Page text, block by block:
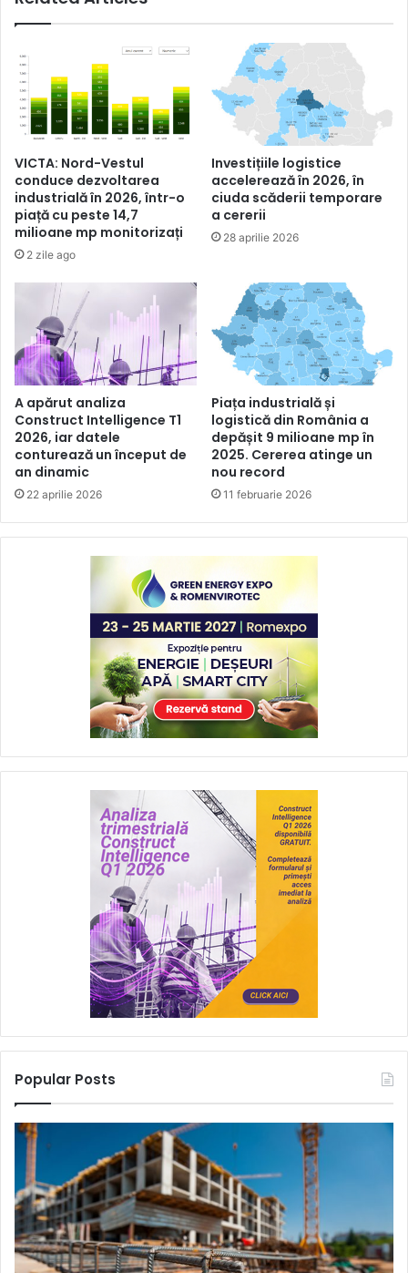
VICTA: Nord-Vestul
conduce dezvoltarea
industrială în 2026, într-o
piață cu peste 14,7
milioane mp monitorizați
2 zile ago
Investițiile logistice
accelerează în 2026, în
ciuda scăderii temporare
a cererii
28 aprilie 2026
A apărut analiza
Construct Intelligence T1
2026, iar datele
conturează un început de
an dinamic
22 aprilie 2026
Piața industrială și
logistică din România a
depășit 9 milioane mp în
2025. Cererea atinge un
nou record
11 februarie 2026
Popular Posts